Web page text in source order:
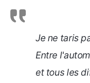
Je ne taris
Entre
et tous les